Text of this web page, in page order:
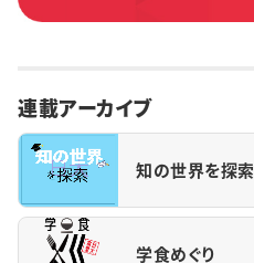
連載アーカイブ
知の世界を探索
学食めぐり